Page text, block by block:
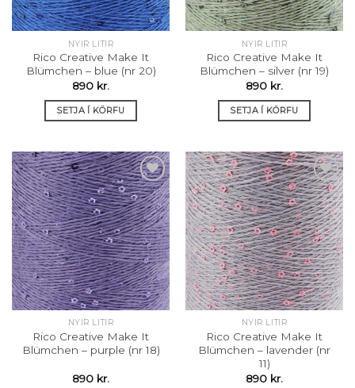
NÝIR LITIR
Rico Creative Make It
Blümchen – blue (nr 20)
890 kr.
SETJA Í KÖRFU
NÝIR LITIR
Rico Creative Make It
Blümchen – silver (nr 19)
890 kr.
SETJA Í KÖRFU
Setja á
óskalista
NÝIR LITIR
Rico Creative Make It
Blümchen – purple (nr 18)
890 kr.
Setja á
óskalista
NÝIR LITIR
Rico Creative Make It
Blümchen – lavender (nr
11)
890 kr.